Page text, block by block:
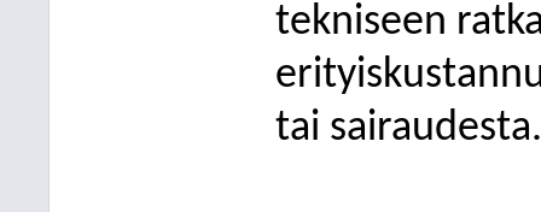
tekniseen
tai sairaudesta.